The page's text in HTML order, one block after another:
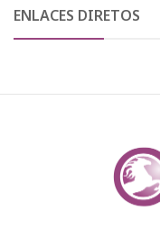
ENLACES DIRETOS